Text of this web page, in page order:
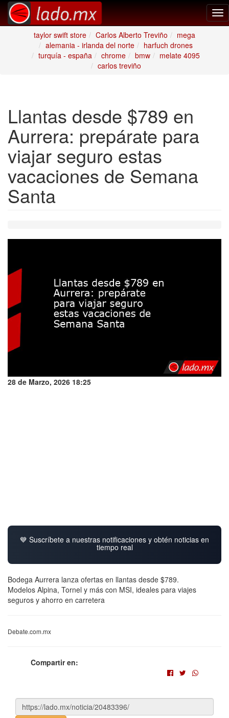
taylor swift store
Carlos Alberto Treviño
mega
alemania - irlanda del norte
harfuch drones
turquía - españa
chrome bmw
melate 4095
carlos treviño
Llantas desde $789 en
Aurrera: prepárate para
viajar seguro estas
vacaciones de Semana
Santa
28 de Marzo, 2026 18:25
💙 Suscríbete a nuestras notificaciones y obtén noticias en
tiempo real
Bodega Aurrera lanza ofertas en llantas desde $789.
Modelos Alpina, Tornel y más con MSI, ideales para viajes
seguros y ahorro en carretera
Debate.com.mx
Compartir en: